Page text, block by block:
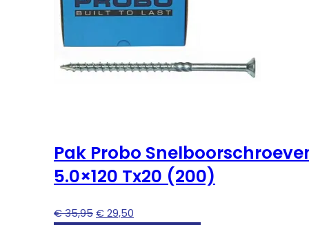
Pak Probo
5.0×120 Tx20 (200)
€35,95 Oorspronkelijke
€ 29,50